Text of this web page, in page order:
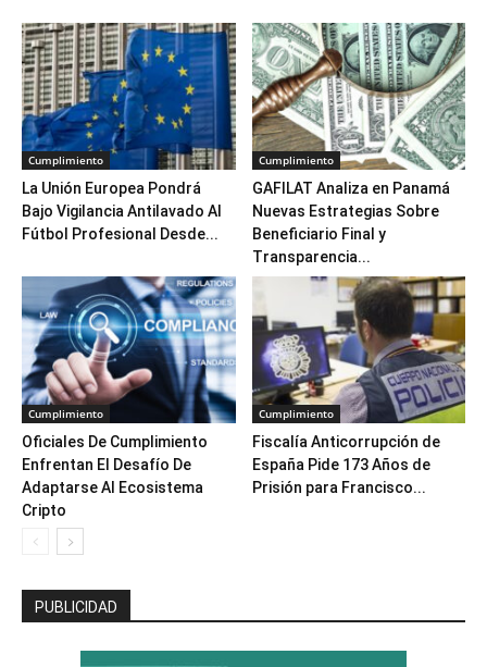
Cumplimiento
La Unión Europea Pondrá
Bajo Vigilancia Antilavado Al
Fútbol Profesional Desde...
Cumplimiento
GAFILAT Analiza en Panamá
Nuevas Estrategias Sobre
Beneficiario Final y
Transparencia...
Cumplimiento
Oficiales De Cumplimiento
Enfrentan El Desafío De
Adaptarse Al Ecosistema
Cripto
Cumplimiento
Fiscalía Anticorrupción de
España Pide 173 Años de
Prisión para Francisco...
PUBLICIDAD